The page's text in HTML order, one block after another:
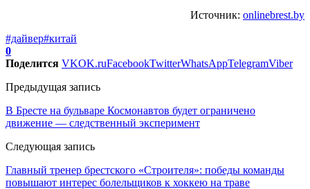
Источник: onlinebrest.by
#дайвер#китай
0
Поделится VKOK.ruFacebookTwitterWhatsAppTelegramViber
Предыдущая запись
В Бресте на бульваре Космонавтов будет ограничено
движение — следственный эксперимент
Следующая запись
Главный тренер брестского «Строителя»: победы команды
повышают интерес болельщиков к хоккею на траве